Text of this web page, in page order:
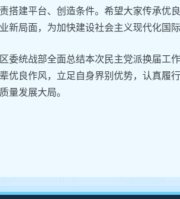
搭建平台、创造条件。希望大家传承优
新局面，为加快建设社会主义现代化国
委统战部全面总结本次民主党派换届工
优良作风，立足自身界别优势，认真履
量发展大局。